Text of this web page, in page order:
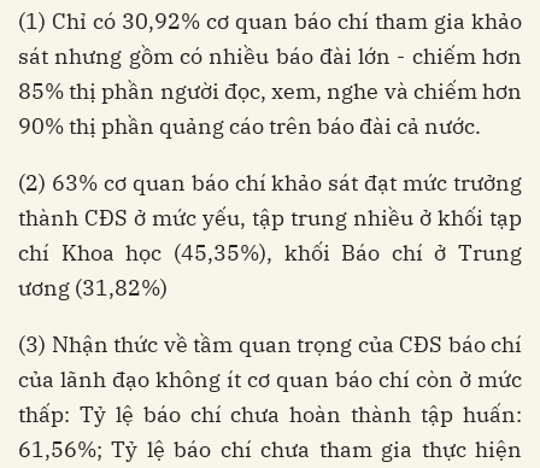
(1) Chỉ có 30,92% cơ quan báo chí tham gia khảo
sát nhưng gồm có nhiều báo đài lớn - chiếm hơn
85% thị phần người đọc, xem, nghe và chiếm hơn
90% thị phần quảng cáo trên báo đài cả nước.
(2) 63% cơ quan báo chí khảo sát đạt mức trưởng
thành CĐS ở mức yếu, tập trung nhiều ở khối tạp
chí Khoa học (45,35%), khối Báo chí ở Trung
ương (31,82%)
(3) Nhận thức về tầm quan trọng của CĐS báo chí
của lãnh đạo không ít cơ quan báo chí còn ở mức
thấp: Tỷ lệ báo chí chưa hoàn thành tập huấn:
61,56%; Tỷ lệ báo chí chưa tham gia thực hiện